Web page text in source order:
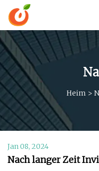
Heim >
Jan 08, 2024
Nach langer Zeit